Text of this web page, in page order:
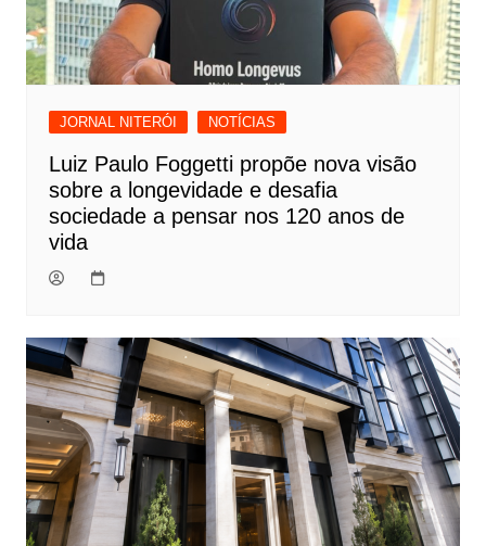
JORNAL NITERÓI NOTÍCIAS
Luiz Paulo Foggetti propõe nova visão
sobre a longevidade e desafia
sociedade a pensar nos 120 anos de
vida